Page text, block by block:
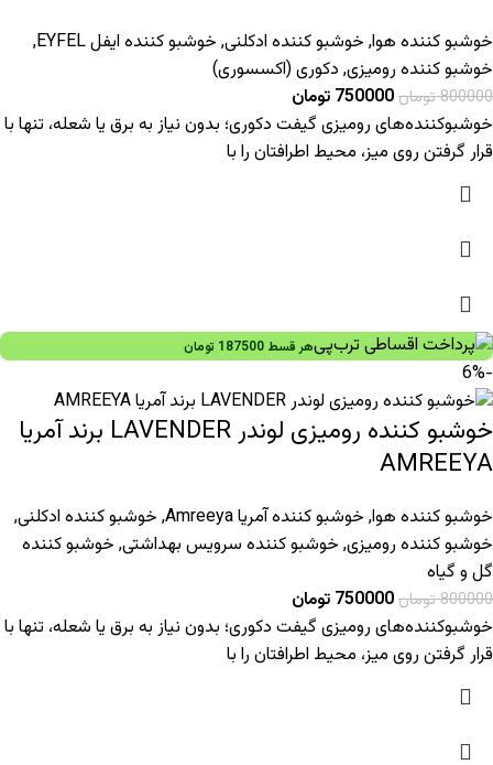
خوشبو کننده هوا, خوشبو کننده ادکلنی, خوشبو کننده ایفل EYFEL
,
خوشبو کننده رومیزی, دکوری (اکسسوری)
800000تومان750000 تومان
خوشبوکننده‌های رومیزی گیفت دکوری؛ بدون نیاز به برق یا شعله، تنها با
قرار گرفتن روی میز، محیط اطرافتان را با
هر قسط 187500 تومان
-6%
خوشبو کننده رومیزی لوندر LAVENDER برند آمریا
AMREEYA
خوشبو کننده هوا, خوشبو کننده آمریا Amreeya , خوشبو کننده ادکلنی,
خوشبو کننده رومیزی, خوشبو کننده سرویس بهداشتی, خوشبو کننده
گل و گیاه
800000تومان750000 تومان
خوشبوکننده‌های رومیزی گیفت دکوری؛ بدون نیاز به برق یا شعله، تنها با
قرار گرفتن روی میز، محیط اطرافتان را با